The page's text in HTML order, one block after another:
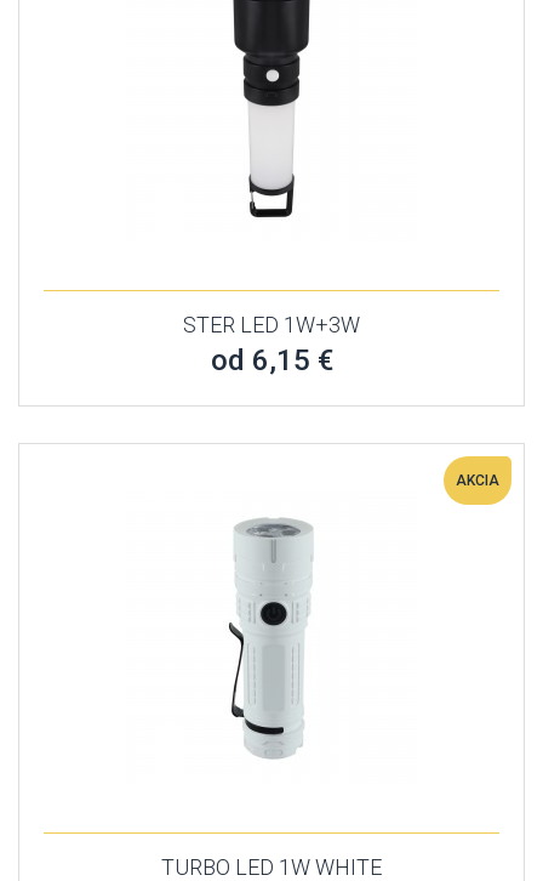
STER LED 1W+3W
od 6,15 €
AKCIA
TURBO LED 1W WHITE